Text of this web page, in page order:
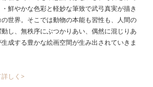
鮮やかな色彩と軽妙な筆致で武弓真実が描き
世界。そこでは動物の本能も習性も、人間の
し、無秩序にぶつかりあい、偶然に混じりあ
成する豊かな絵画空間が生み出されていきま
しく>